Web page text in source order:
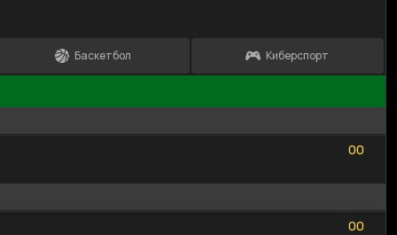
Баскетбол Киберспорт
0
0
0
0
0
0
0
0